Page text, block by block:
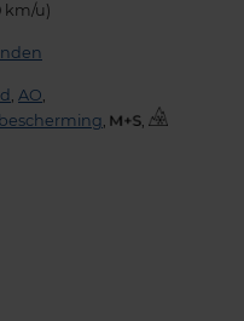
km/u)
, AO,
, ,